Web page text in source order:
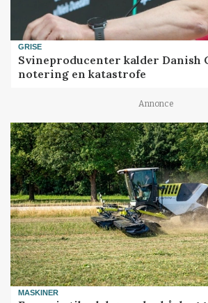
GRISE
Svineproducenter kalder Danish
notering en katastrofe
Annonce
MASKINER